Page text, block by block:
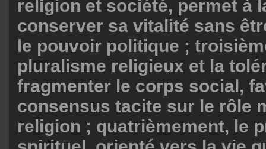
religion et société, permet à
conserver sa vitalité sans
le pouvoir politique ;
pluralisme religieux et la
fragmenter le corps social,
consensus tacite sur le rôle
religion ; quatrièmement, le